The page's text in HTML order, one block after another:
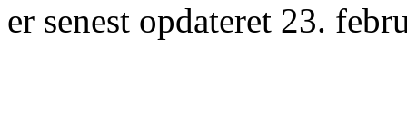
er senest opdateret 23.